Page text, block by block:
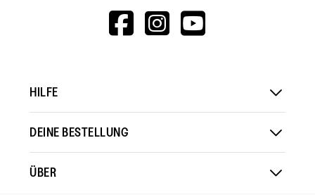
HTTPS://
HTTPS://
HILFE
DEINE BESTELLUNG
ÜBER